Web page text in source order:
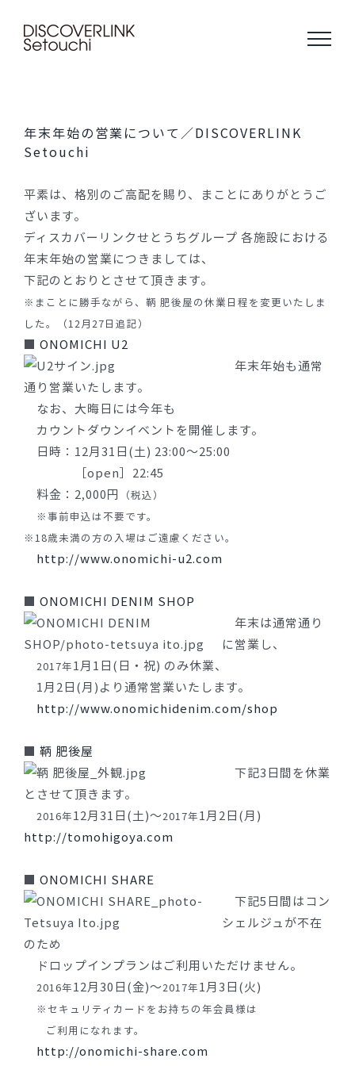
content
年末年始の営業について／DISCOVERLINK
Setouchi
平素は、格別のご高配を賜り、まことにありがとうご
ざいます。
ディスカバーリンクせとうちグループ 各施設における
年末年始の営業につきましては、
下記のとおりとさせて頂きます。
※まことに勝手ながら、鞆 肥後屋の休業日程を変更いたしま
した。（12月27日追記）
■ ONOMICHI U2
年末年始も通常
通り営業いたします。
なお、大晦日には今年も
カウントダウンイベントを開催します。
日時：12月31日(土) 23:00〜25:00
［open］22:45
料金：2,000円 （税込）
※事前申込は不要です。
※18歳未満の方の入場はご遠慮ください。
http://www.onomichi-u2.com
■ ONOMICHI DENIM SHOP
年末は通常通り
に営業し、
2017年1月1日(日・祝) のみ休業、
1月2日(月)より通常営業いたします。
http://www.onomichidenim.com/shop
■ 鞆 肥後屋
下記3日間を休業
とさせて頂きます。
2016年12月31日(土)〜2017年1月2日(月)
http://tomohigoya.com
■ ONOMICHI SHARE
下記5日間はコン
シェルジュが不在
のため
ドロップインプランはご利用いただけません。
2016年12月30日(金)〜2017年1月3日(火)
※セキュリティカードをお持ちの年会員様は
ご利用になれます。
http://onomichi-share.com